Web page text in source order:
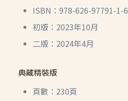
ISBN：978-626-97791-1-6
初版：2023年10月
二版：2024年4月
典藏精裝版
頁數：230頁